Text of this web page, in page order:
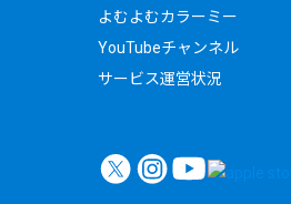
よむよむカラーミー
YouTubeチャンネル
サービス運営状況